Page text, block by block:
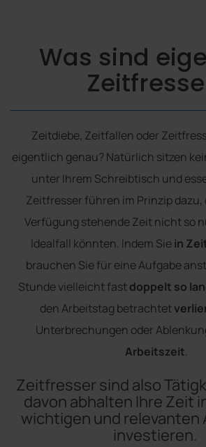
Was sind
Zeitdiebe, Zeitfallen oder
eigentlich genau? Natürlich sitzen
unter Ihrem Schreibtisch und
Zeitfresser führen im Prinzip dazu,
Verfügung stehende Zeit nicht so
Idealfall könnten. Indem Siein
brauchen Sie für eine Aufgabe
Stunde vielleicht fastdoppelt so
den Arbeitstag betrachtet
Unterbrechungen oder
Arbeitszeit.
Zeitfresser sind also
davon abhalten Ihre Zeit
wichtigen und relevanten
investieren.